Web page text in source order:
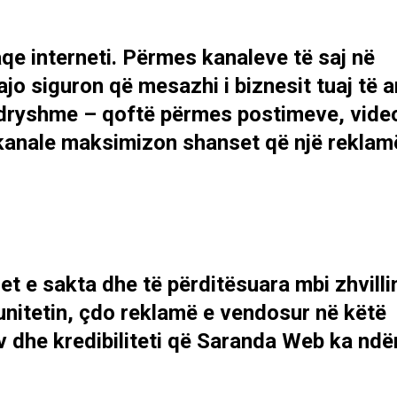
interneti. Përmes kanaleve të saj në
siguron që mesazhi i biznesit tuaj të
– qoftë përmes postimeve,
maksimizon shanset që një
e sakta dhe të përditësuara mbi
çdo reklamë e vendosur në këtë
kredibiliteti që Saranda Web ka